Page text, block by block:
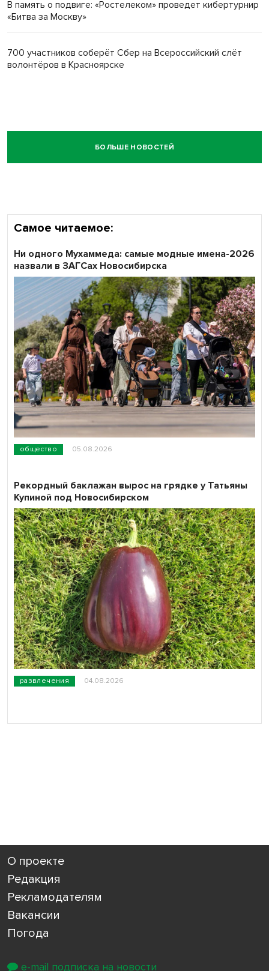
В память о подвиге: «Ростелеком» проведет кибертурнир
«Битва за Москву»
700 участников соберёт Сбер на Всероссийский слёт
волонтёров в Красноярске
БОЛЬШЕ НОВОСТЕЙ
Самое читаемое:
общество 05.08.2026
Ни одного Мухаммеда: самые модные имена-2026
назвали в ЗАГСах Новосибирска
развлечения 04.08.2026
Рекордный баклажан вырос на грядке у Татьяны
Купиной под Новосибирском
О проекте
Редакция
Рекламодателям
Вакансии
Погода
e-mail подписка на новости